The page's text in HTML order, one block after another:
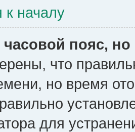
к началу
пояс,
что
но время
для